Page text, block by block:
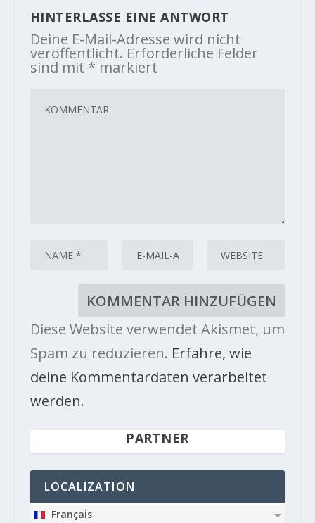
HINTERLASSE EINE ANTWORT
Deine E-Mail-Adresse wird nicht
veröffentlicht. Erforderliche Felder
sind mit * markiert
Diese Website verwendet Akismet, um
Spam zu reduzieren. Erfahre, wie
deine Kommentardaten verarbeitet
werden.
PARTNER
LOCALIZATION
Français